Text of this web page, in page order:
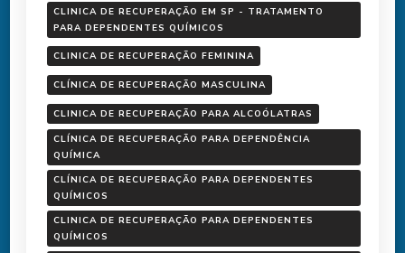
CLINICA DE RECUPERAÇÃO EM SP - TRATAMENTO
PARA DEPENDENTES QUÍMICOS
CLINICA DE RECUPERAÇÃO FEMININA
CLÍNICA DE RECUPERAÇÃO MASCULINA
CLINICA DE RECUPERAÇÃO PARA ALCOÓLATRAS
CLÍNICA DE RECUPERAÇÃO PARA DEPENDÊNCIA
QUÍMICA
CLÍNICA DE RECUPERAÇÃO PARA DEPENDENTES
QUÍMICOS
CLINICA DE RECUPERAÇÃO PARA DEPENDENTES
QUÍMICOS